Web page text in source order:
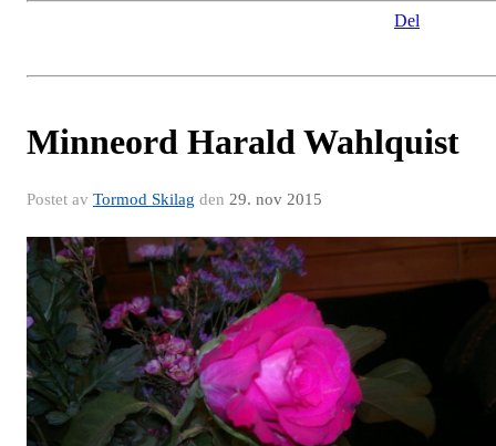
Del
Minneord Harald Wahlquist
Postet av Tormod Skilag den 29. nov 2015